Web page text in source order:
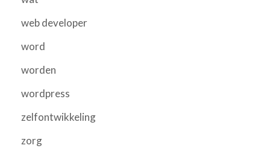
web developer
word
worden
wordpress
zelfontwikkeling
zorg